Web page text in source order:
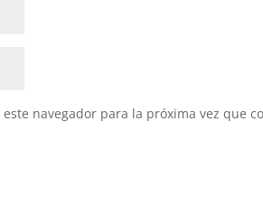
navegador para la próxima vez que